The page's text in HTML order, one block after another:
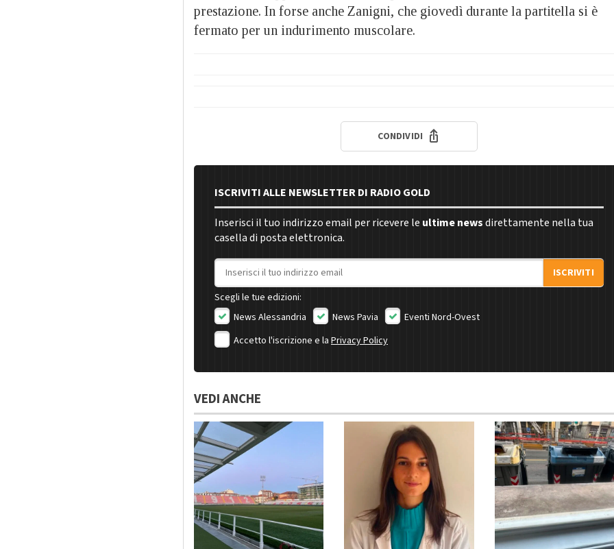
prestazione. In forse anche Zanigni, che giovedì durante la partitella si è
fermato per un indurimento muscolare.
CONDIVIDI
ISCRIVITI ALLE NEWSLETTER DI RADIO GOLD
Inserisci il tuo indirizzo email per ricevere le ultime newsdirettamente nella tua
casella di posta elettronica.
Indirizzo email
ISCRIVITI
Scegli le tue edizioni:
News Alessandria
News Pavia
Eventi Nord-Ovest
Accetto l'iscrizione e la Privacy Policy
VEDI ANCHE